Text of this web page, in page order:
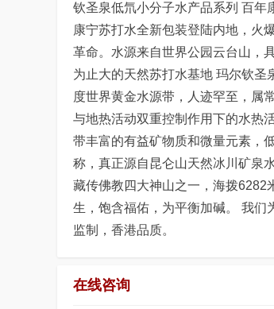
钦圣泉低氘小分子水产品系列 百年
康宁苏打水全新包装登陆内地，火
革命。水源来自世界公园云台山，
为止大的天然苏打水基地 玛尔钦
度世界黄金水源带，人迹罕至，属
与地热活动双重控制作用下的水热
带丰富的有益矿物质和微量元素，
称，真正源自昆仑山天然冰川矿泉
藏传佛教四大神山之一，海拨6282
生，饱含福佑，为平衡加碱。 我们
监制，香港品质。
在线咨询